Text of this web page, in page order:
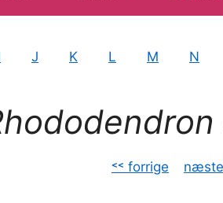
J K L M N
˂˂ forrige næste